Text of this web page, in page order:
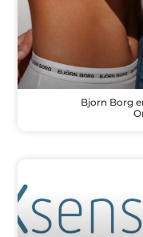
Bjorn Borg